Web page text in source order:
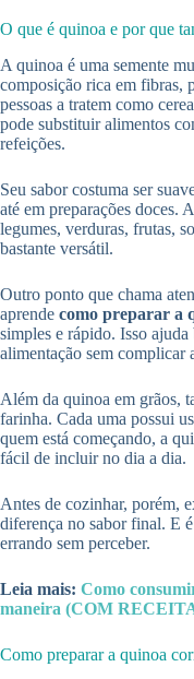
O que é quinoa e por que
A quinoa é uma semente
composição rica em fibras,
pessoas a tratem como
pode substituir alimentos
refeições.
Seu sabor costuma ser
até em preparações doces.
legumes, verduras, frutas,
bastante versátil.
Outro ponto que chama
aprende como preparar a
simples e rápido. Isso ajuda
alimentação sem complicar
Além da quinoa em grãos,
farinha. Cada uma possui
quem está começando, a
fácil de incluir no dia a dia.
Antes de cozinhar, porém,
diferença no sabor final. E
errando sem perceber.
Leia mais: Como
maneira (COM
Como preparar a quinoa